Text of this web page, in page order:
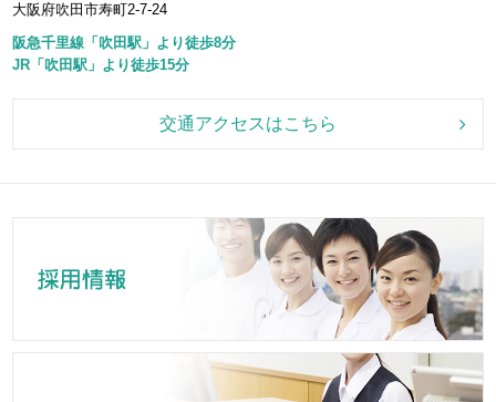
大阪府吹田市寿町2-7-24
阪急千里線「吹田駅」より徒歩8分
JR「吹田駅」より徒歩15分
交通アクセスはこちら